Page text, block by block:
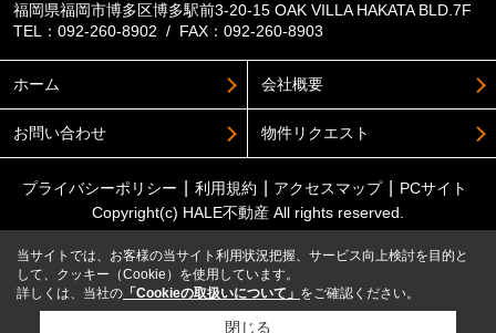
福岡県福岡市博多区博多駅前3-20-15 OAK VILLA HAKATA BLD.7F
TEL：092-260-8902 / FAX：092-260-8903
ホーム 会社概要
お問い合わせ 物件リクエスト
プライバシーポリシー 利用規約 アクセスマップ
PCサイト
Copyright(c) HALE不動産 All rights reserved.
当サイトでは、お客様の当サイト利用状況把握、サービス向上検討を目的と
して、クッキー（Cookie）を使用しています。
詳しくは、当社の 「Cookieの取扱いについて」 をご確認ください。
閉じる